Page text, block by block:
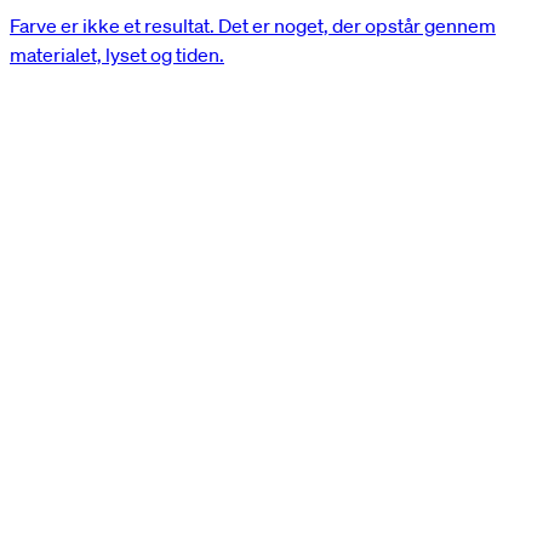
Farve er ikke et resultat. Det er noget, der opstår gennem
materialet, lyset og tiden.